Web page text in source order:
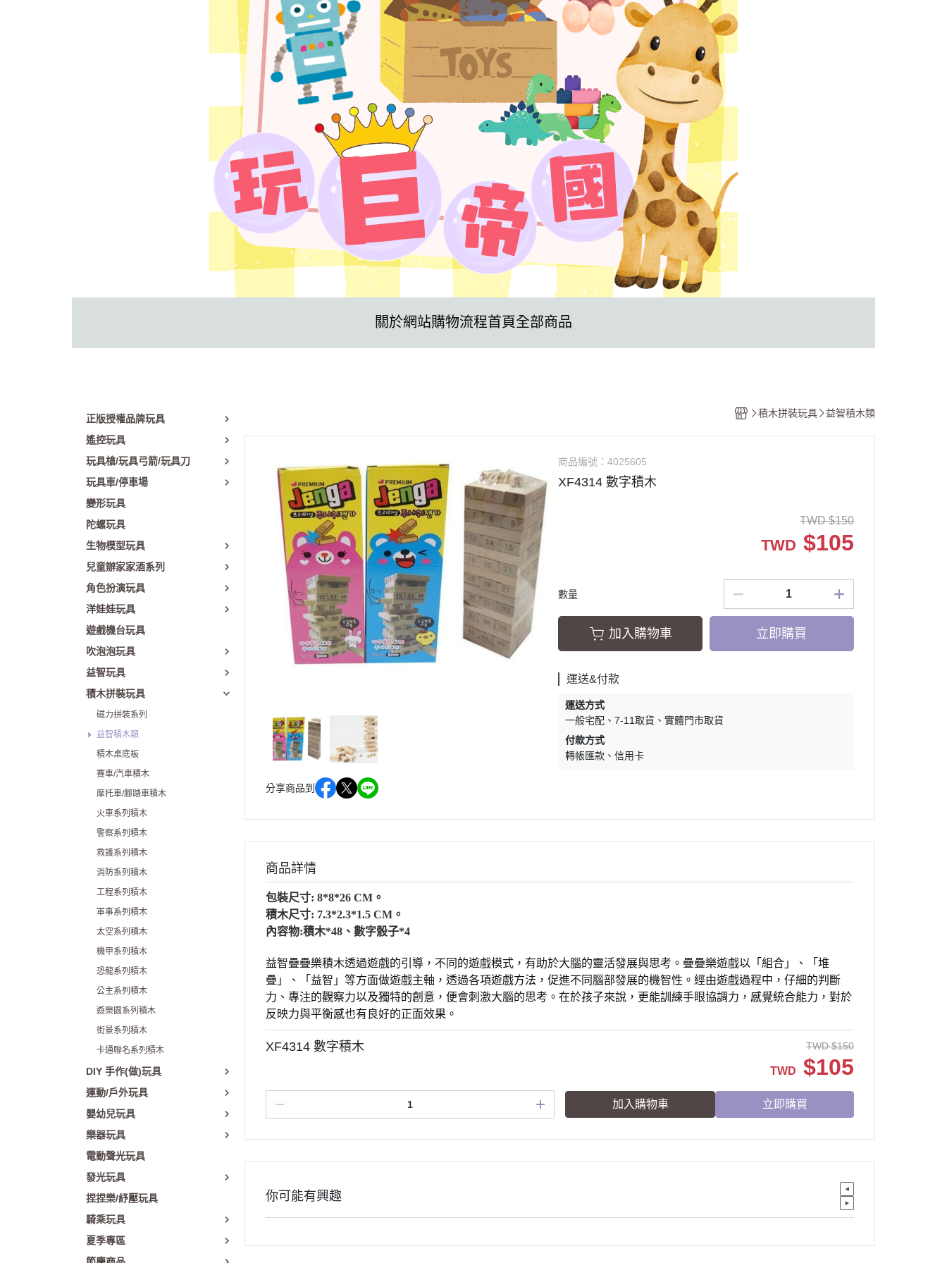
關於網站購物流程首頁全部商品
正版授權品牌玩具
遙控玩具
玩具槍/玩具弓箭/玩具刀
玩具車/停車場
變形玩具
陀螺玩具
生物模型玩具
兒童辦家家酒系列
角色扮演玩具
洋娃娃玩具
遊戲機台玩具
吹泡泡玩具
益智玩具
積木拼裝玩具
磁力拼裝系列
益智積木類
積木桌底板
賽車/汽車積木
摩托車/腳踏車積木
火車系列積木
警察系列積木
救護系列積木
消防系列積木
工程系列積木
軍事系列積木
太空系列積木
機甲系列積木
恐龍系列積木
公主系列積木
遊樂園系列積木
街景系列積木
卡通聯名系列積木
DIY 手作(做)玩具
運動/戶外玩具
嬰幼兒玩具
樂器玩具
電動聲光玩具
發光玩具
捏捏樂/紓壓玩具
騎乘玩具
夏季專區
積木拼裝玩具 益智積木類
分享商品到
商品編號：4025605
XF4314 數字積木
TWD $150
TWD $105
數量
加入購物車 立即購買
運送&付款
運送方式
一般宅配
7-11取貨
實體門市取貨
付款方式
轉帳匯款
信用卡
商品詳情
包裝尺寸: 8*8*26 CM。
積木尺寸: 7.3*2.3*1.5 CM 。
內容物:積木*48、數字骰子*4
益智疊疊樂積木透過遊戲的引導，不同的遊戲模式，有助於大腦的靈活發展與思考。疊疊樂遊戲以「組合」、「堆
疊」、「益智」等方面做遊戲主軸，透過各項遊戲方法，促進不同腦部發展的機智性。經由遊戲過程中，仔細的判斷
力、專注的觀察力以及獨特的創意，便會刺激大腦的思考。在於孩子來說，更能訓練手眼協調力，感覺統合能力，對於
反映力與平衡感也有良好的正面效果。
XF4314 數字積木 TWD $150
TWD $105
加入購物車 立即購買
你可能有興趣